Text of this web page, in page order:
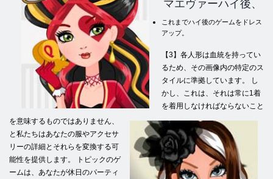
マエヴァーハイ後、
これまでハイ後のゲームをドレス
アップ。
【3】各人形は血統を持ってい
るため、その画像内の特定のス
タイルに準拠しています。 し
かし、これは、それは常に1着
を着用しなければならないこと
を意味するものではありません、
と私たちはあなたの服やアクセサ
リーの詳細とそれらを変換する可
能性を提供します。 トピックのゲ
ームは、あなたが休日のパーティ